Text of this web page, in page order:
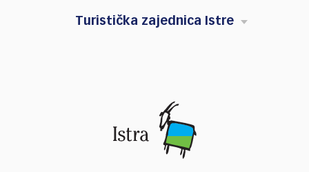
Turistička zajednica Istre